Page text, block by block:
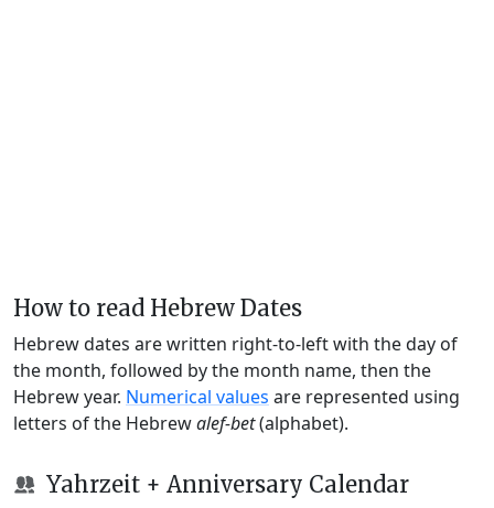
How to read Hebrew Dates
Hebrew dates are written right-to-left with the day of
the month, followed by the month name, then the
Hebrew year. Numerical values are represented using
letters of the Hebrewalef-bet(alphabet).
Yahrzeit + Anniversary Calendar